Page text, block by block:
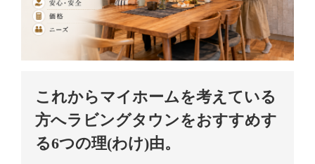
これからマイホームを考えている
方へラビングタウンをおすすめす
る6つの理(わけ)由。